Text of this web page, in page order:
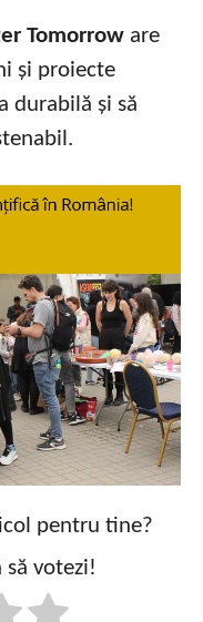
Tomorrow are
și proiecte
durabilă și să
pentru tine?
să votezi!